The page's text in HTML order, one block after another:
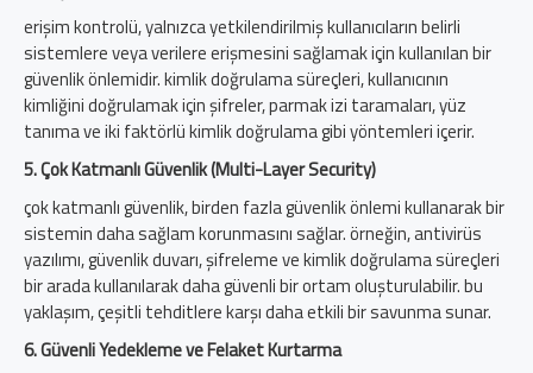
erişim kontrolü, yalnızca yetkilendirilmiş kullanıcıların belirli
sistemlere veya verilere erişmesini sağlamak için kullanılan bir
güvenlik önlemidir. kimlik doğrulama süreçleri, kullanıcının
kimliğini doğrulamak için şifreler, parmak izi taramaları, yüz
tanıma ve iki faktörlü kimlik doğrulama gibi yöntemleri içerir.
5. Çok Katmanlı Güvenlik (Multi-Layer Security)
çok katmanlı güvenlik, birden fazla güvenlik önlemi kullanarak bir
sistemin daha sağlam korunmasını sağlar. örneğin, antivirüs
yazılımı, güvenlik duvarı, şifreleme ve kimlik doğrulama süreçleri
bir arada kullanılarak daha güvenli bir ortam oluşturulabilir. bu
yaklaşım, çeşitli tehditlere karşı daha etkili bir savunma sunar.
6. Güvenli Yedekleme ve Felaket Kurtarma